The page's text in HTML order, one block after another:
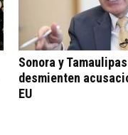
Sonora y Tamaulipas
desmienten
EU